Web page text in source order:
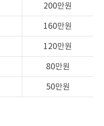
200만원
160만원
120만원
80만원
50만원